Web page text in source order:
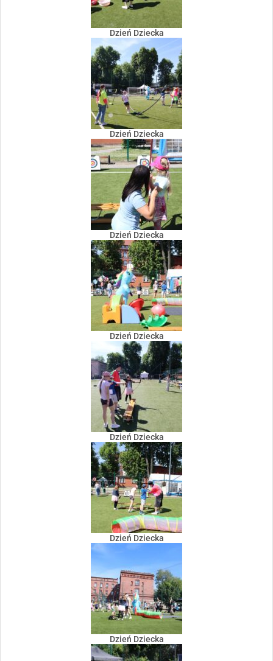
Dzień Dziecka
Dzień Dziecka
Dzień Dziecka
Dzień Dziecka
Dzień Dziecka
Dzień Dziecka
Dzień Dziecka